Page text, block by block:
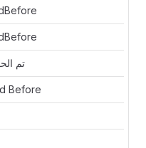
تم
Before